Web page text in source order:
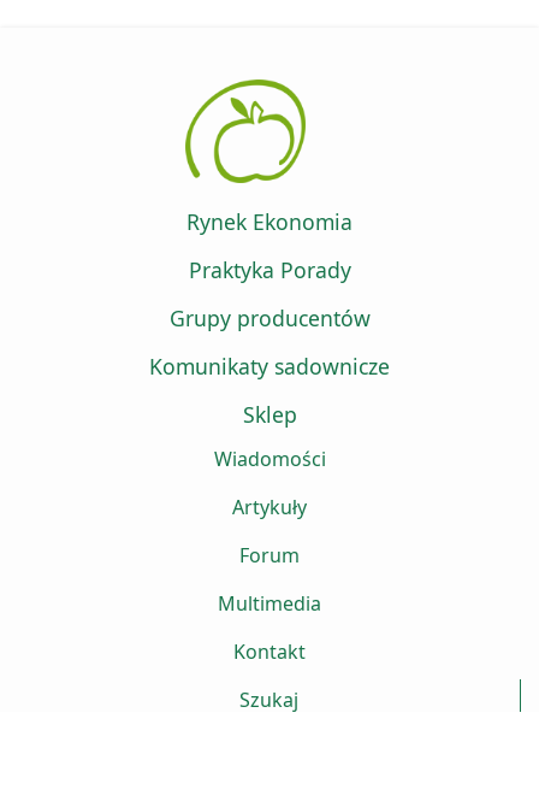
Rynek Ekonomia
Praktyka Porady
Grupy producentów
Komunikaty sadownicze
Sklep
Wiadomości
Artykuły
Forum
Multimedia
Kontakt
Szukaj